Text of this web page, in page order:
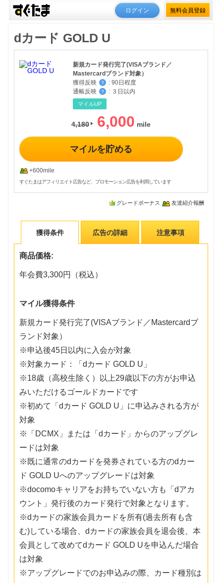
ログイン 無料会員登録
dカード GOLD U
新規カード発行完了(VISAブランド／
Mastercardブランド対象）
獲得反映
？ : 90日程度
通帳反映
？ : ３日以内
マイルUP
4,180 6,000
マイルを貯める
+600mile
すぐたまはアフィリエイト広告など、プロモーション広告を利用しています
グレードボーナス 友達紹介報酬
獲得条件 広告の詳細 注意事項
商品価格:
年会費3,300円（税込）
マイル獲得条件
新規カード発行完了(VISAブランド／Mastercardブ
ランド対象）
※申込後45日以内に入会が対象
※対象カード：「dカード GOLD U」
※18歳（高校生除く）以上29歳以下の方がお申込
みいただけるゴールドカードです
※初めて「dカード GOLD U」に申込みされる方が
対象
※「DCMX」または「dカード」からのアップグレ
ードは対象
※既に通常のdカードを発券されている方のdカー
ド GOLD Uへのアップグレードは対象
※docomoキャリアをお持ちでいない方も「dアカ
ウント」発行後のカード発行で対象となります。
※dカードの家族会員カードを所有(過去所有も含
む)している場合、dカードの家族会員を退会後、本
会員として改めてdカード GOLD Uを申込んだ場合
は対象
※アップグレードでのお申込みの際、カード種別は